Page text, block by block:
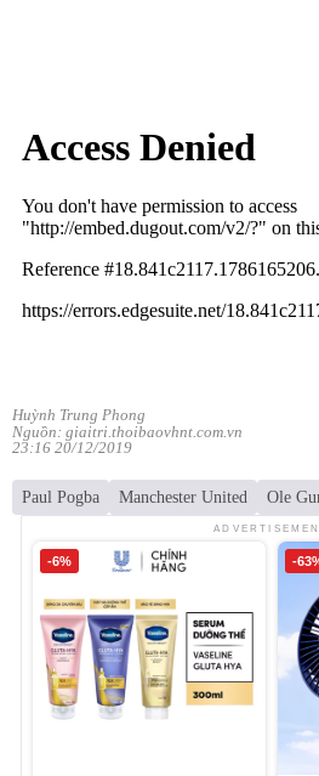
Huỳnh Trung Phong
Nguồn: giaitri.thoibaovhnt.com.vn
23:16 20/12/2019
Paul Pogba Manchester United Ole
-6% -